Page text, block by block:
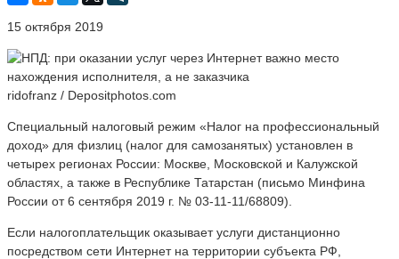
15 октября 2019
ridofranz / Depositphotos.com
Специальный налоговый режим «Налог на профессиональный
доход» для физлиц (налог для самозанятых) установлен в
четырех регионах России: Москве, Московской и Калужской
областях, а также в Республике Татарстан (письмо Минфина
России от 6 сентября 2019 г. № 03-11-11/68809).
Если налогоплательщик оказывает услуги дистанционно
посредством сети Интернет на территории субъекта РФ,